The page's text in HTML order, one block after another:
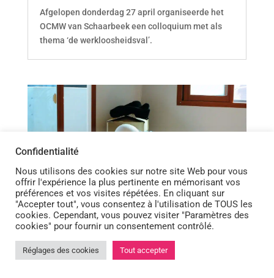
Afgelopen donderdag 27 april organiseerde het
OCMW van Schaarbeek een colloquium met als
thema ‘de werkloosheidsval’.
Een nieuwe permanentie ‘Wonen’ in
22Rogier
 
Confidentialité
Nous utilisons des cookies sur notre site Web pour vous
offrir l'expérience la plus pertinente en mémorisant vos
préférences et vos visites répétées. En cliquant sur
"Accepter tout", vous consentez à l'utilisation de TOUS les
cookies. Cependant, vous pouvez visiter "Paramètres des
cookies" pour fournir un consentement contrôlé.
Réglages des cookies Tout accepter